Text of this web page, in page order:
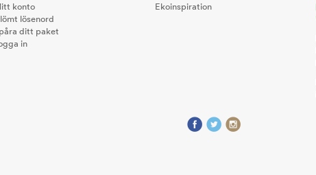
konto
lösenord
ditt paket
in
Ekoinspiration